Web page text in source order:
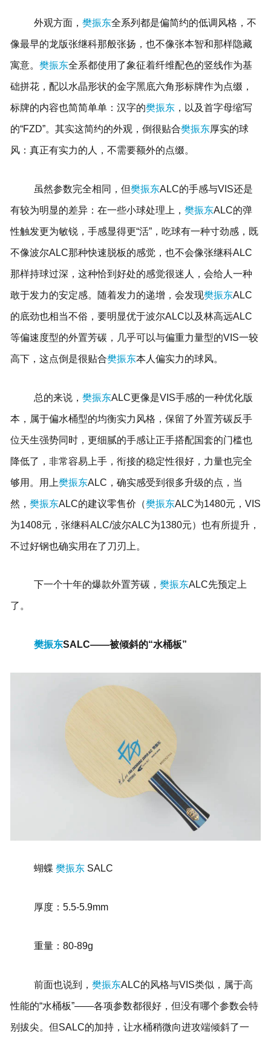
外观方面，樊振东全系列都是偏简约的低调风格，不
像最早的龙版张继科那般张扬，也不像张本智和那样隐藏
寓意。 樊振东全系都使用了象征着纤维配色的竖线作为基
础拼花，配以水晶形状的金字黑底六角形标牌作为点缀，
标牌的内容也简简单单：汉字的樊振东，以及首字母缩写
的“FZD”。其实这简约的外观，倒很贴合樊振东厚实的球
风：真正有实力的人，不需要额外的点缀。
虽然参数完全相同，但樊振东ALC的手感与VIS还是
有较为明显的差异：在一些小球处理上， 樊振东ALC的弹
性触发更为敏锐，手感显得更“活”，吃球有一种寸劲感，既
不像波尔ALC那种快速脱板的感觉，也不会像张继科ALC
那样持球过深，这种恰到好处的感觉很迷人，会给人一种
敢于发力的安定感。随着发力的递增，会发现樊振东ALC
的底劲也相当不俗，要明显优于波尔ALC以及林高远ALC
等偏速度型的外置芳碳，几乎可以与偏重力量型的VIS一较
高下，这点倒是很贴合樊振东本人偏实力的球风。
总的来说，樊振东ALC更像是VIS手感的一种优化版
本，属于偏水桶型的均衡实力风格，保留了外置芳碳反手
位天生强势同时，更细腻的手感让正手搭配国套的门槛也
降低了，非常容易上手，衔接的稳定性很好，力量也完全
够用。用上樊振东ALC，确实感受到很多升级的点，当
然， 樊振东ALC的建议零售价（樊振东ALC为1480元，VIS
为1408元，张继科ALC/波尔ALC为1380元）也有所提升，
不过好钢也确实用在了刀刃上。
下一个十年的爆款外置芳碳，樊振东ALC先预定上
了。
樊振东SALC——被倾斜的“水桶板”
蝴蝶樊振东 SALC
厚度：5.5-5.9mm
重量：80-89g
前面也说到，樊振东ALC的风格与VIS类似，属于高
性能的“水桶板”——各项参数都很好，但没有哪个参数会特
别拔尖。但SALC的加持，让水桶稍微向进攻端倾斜了一